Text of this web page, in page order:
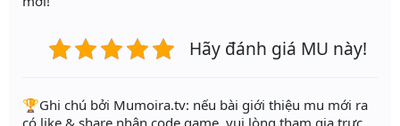
Hãy đánh giá MU này!
️🏆Ghi chú bởi Mumoira.tv: nếu bài giới thiệu mu mới ra